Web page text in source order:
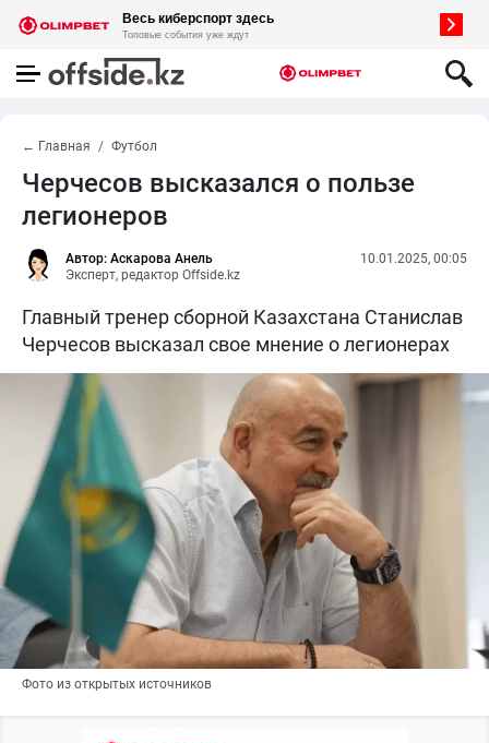
← Главная Футбол
Черчесов высказался о пользе
легионеров
Автор: Аскарова Анель
Эксперт, редактор Offside.kz
10.01.2025, 00:05
Главный тренер сборной Казахстана Станислав
Черчесов высказал свое мнение о легионерах
Фото из открытых источников